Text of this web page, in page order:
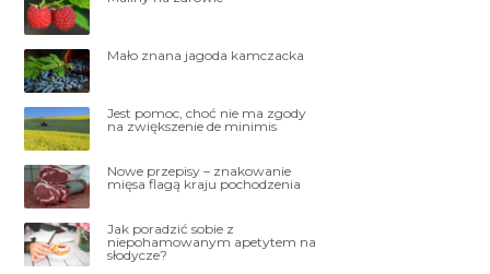
Mało znana jagoda kamczacka
Jest pomoc, choć nie ma zgody
na zwiększenie de minimis
Nowe przepisy – znakowanie
mięsa flagą kraju pochodzenia
Jak poradzić sobie z
niepohamowanym apetytem na
słodycze?